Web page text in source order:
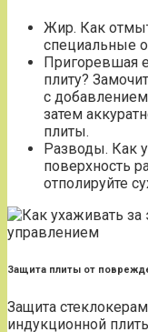
Жир. Как
специальные
Пригоревшая
плиту?
с
затем
плиты.
Разводы. Как
поверхность
отполируйте
Защита плиты от
Защита
индукционной